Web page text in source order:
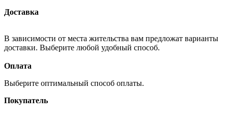
Доставка
В зависимости от места жительства вам предложат варианты
доставки. Выберите любой удобный способ.
Оплата
Выберите оптимальный способ оплаты.
Покупатель